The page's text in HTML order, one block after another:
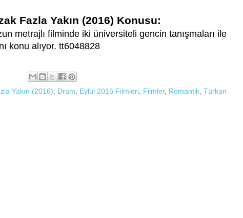
Fazla Yakın (2016) Konusu:
metrajlı filminde iki üniversiteli gencin tanışmaları ile
konu alıyor. tt6048828
Yakın (2016) Dram Eylül 2016 Filmleri Filmler, Romantik Türkan